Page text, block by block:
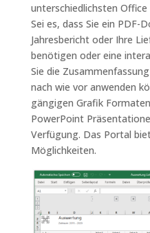
unterschiedlichsten
Sei es, dass Sie ein PDF-
Jahresbericht oder Ihre
benötigen oder eine
Sie die
nach wie vor anwenden
gängigen Grafik
PowerPoint
Verfügung. Das Portal
Möglichkeiten.